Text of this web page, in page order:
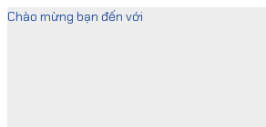
Skip
Chào mừng bạn đến với